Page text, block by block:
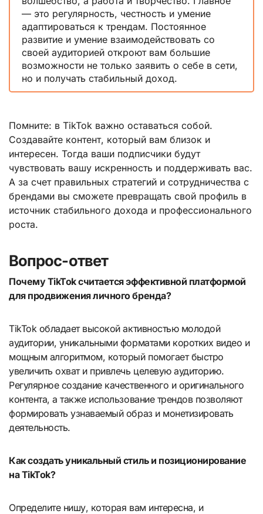
— это регулярность, честность и умение
адаптироваться к трендам. Постоянное
развитие и умение взаимодействовать со
своей аудиторией откроют вам большие
возможности не только заявить о себе в сети,
но и получать стабильный доход.
Помните: в TikTok важно оставаться собой.
Создавайте контент, который вам близок и
интересен. Тогда ваши подписчики будут
чувствовать вашу искренность и поддерживать вас.
А за счет правильных стратегий и сотрудничества с
брендами вы сможете превращать свой профиль в
источник стабильного дохода и профессионального
роста.
Вопрос-ответ
Почему TikTok считается эффективной платформой
для продвижения личного бренда?
TikTok обладает высокой активностью молодой
аудитории, уникальными форматами коротких видео и
мощным алгоритмом, который помогает быстро
увеличить охват и привлечь целевую аудиторию.
Регулярное создание качественного и оригинального
контента, а также использование трендов позволяют
формировать узнаваемый образ и монетизировать
деятельность.
Как создать уникальный стиль и позиционирование
на TikTok?
Определите нишу, которая вам интересна, и